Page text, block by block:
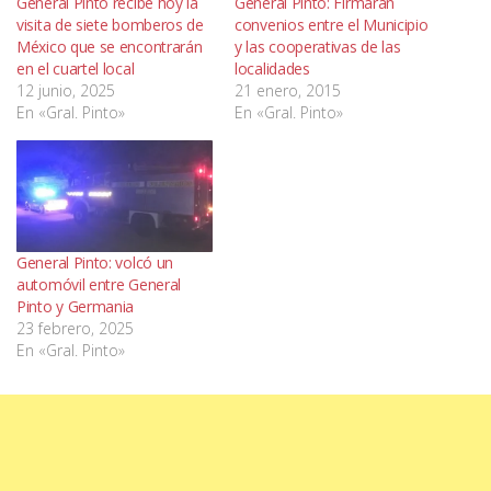
visita de siete bomberos de
México que se encontrarán
en el cuartel local
12 junio, 2025
En «Gral. Pinto»
convenios entre el Municipio
y las cooperativas de las
localidades
21 enero, 2015
En «Gral. Pinto»
General Pinto: volcó un
automóvil entre General
Pinto y Germania
23 febrero, 2025
En «Gral. Pinto»